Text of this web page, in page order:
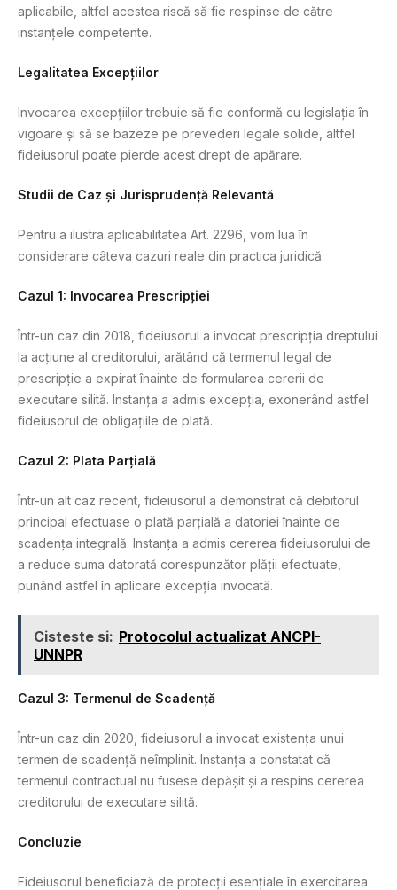
aplicabile, altfel acestea riscă să fie respinse de către
instanțele competente.
Legalitatea Excepțiilor
Invocarea excepțiilor trebuie să fie conformă cu legislația în
vigoare și să se bazeze pe prevederi legale solide, altfel
fideiusorul poate pierde acest drept de apărare.
Studii de Caz și Jurisprudență Relevantă
Pentru a ilustra aplicabilitatea Art. 2296, vom lua în
considerare câteva cazuri reale din practica juridică:
Cazul 1: Invocarea Prescripției
Într-un caz din 2018, fideiusorul a invocat prescripția dreptului
la acțiune al creditorului, arătând că termenul legal de
prescripție a expirat înainte de formularea cererii de
executare silită. Instanța a admis excepția, exonerând astfel
fideiusorul de obligațiile de plată.
Cazul 2: Plata Parțială
Într-un alt caz recent, fideiusorul a demonstrat că debitorul
principal efectuase o plată parțială a datoriei înainte de
scadența integrală. Instanța a admis cererea fideiusorului de
a reduce suma datorată corespunzător plății efectuate,
punând astfel în aplicare excepția invocată.
Cisteste si: Protocolul actualizat ANCPI-
UNNPR
Cazul 3: Termenul de Scadență
Într-un caz din 2020, fideiusorul a invocat existența unui
termen de scadență neîmplinit. Instanța a constatat că
termenul contractual nu fusese depășit și a respins cererea
creditorului de executare silită.
Concluzie
Fideiusorul beneficiază de protecții esențiale în exercitarea